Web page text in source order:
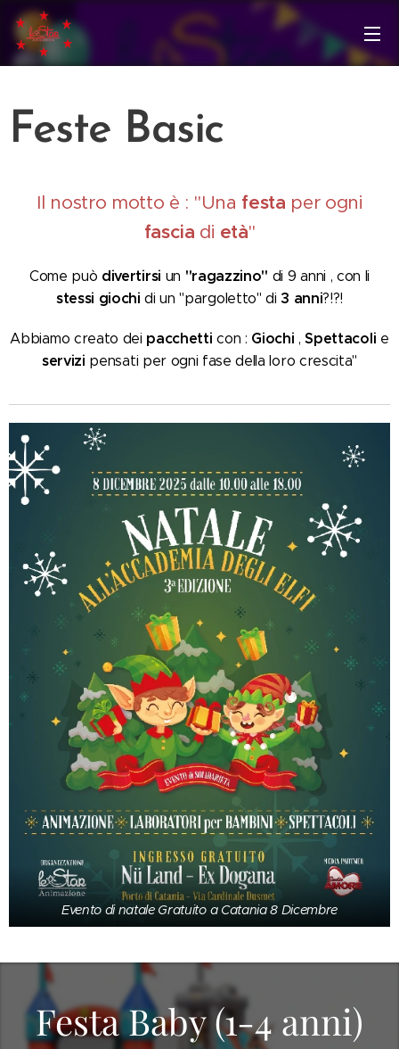
Feste Basic
Il nostro motto è : "Una festa per ogni
fascia di età"
Come può divertirsi un "ragazzino" di 9 anni , con li
stessi giochi di un "pargoletto" di 3 anni?!?!
Abbiamo creato dei pacchetti con : Giochi ,Spettacoli e
servizi pensati per ogni fase della loro crescita"
Evento di natale Gratuito a Catania 8 Dicembre
Festa Baby (1-4 anni)